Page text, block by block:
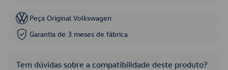
Peça Original Volkswagen
Garantia de 3 meses de fábrica
Tem dúvidas sobre a compatibilidade deste produto?